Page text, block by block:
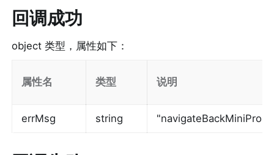
回调成功
object 类型，属性如下：
属性名 类型 说明
errMsg string